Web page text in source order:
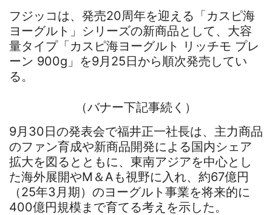
フジッコは、発売20周年を迎える「カスピ海
ヨーグルト」シリーズの新商品として、大容
量タイプ「カスピ海ヨーグルト リッチモ プレ
ーン 900g」を9月25日から順次発売してい
る。
（バナー下記事続く）
9月30日の発表会で福井正一社長は、主力商品
のファン育成や新商品開発による国内シェア
拡大を図るとともに、東南アジアを中心とし
た海外展開やM＆Aも視野に入れ、約67億円
（25年3月期）のヨーグルト事業を将来的に
400億円規模まで育てる考えを示した。